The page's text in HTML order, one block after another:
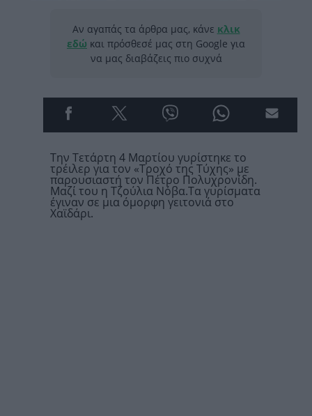
Αν αγαπάς τα άρθρα μας, κάνε κλικ
εδώ και πρόσθεσέ μας στη Google για
να μας διαβάζεις πιο συχνά
Την Τετάρτη 4 Μαρτίου γυρίστηκε το
τρέιλερ για τον «Τροχό της Τύχης» με
παρουσιαστή τον Πέτρο Πολυχρονίδη.
Μαζί του η Τζούλια Νόβα.Τα γυρίσματα
έγιναν σε μια όμορφη γειτονιά στο
Χαϊδάρι.